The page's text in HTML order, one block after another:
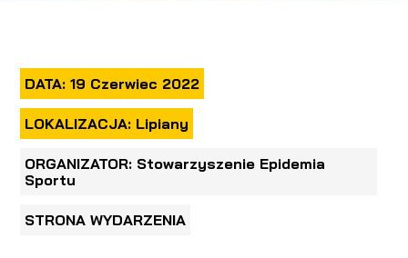
DATA: 19 Czerwiec 2022
LOKALIZACJA: Lipiany
ORGANIZATOR: Stowarzyszenie Epidemia
Sportu
STRONA WYDARZENIA